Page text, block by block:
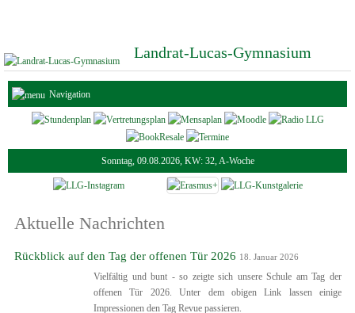
Landrat-Lucas-Gymnasium
Navigation
Sonntag, 09.08.2026, KW: 32, A-Woche
Aktuelle Nachrichten
Rückblick auf den Tag der offenen Tür 2026 18. Januar 2026
Vielfältig und bunt - so zeigte sich unsere Schule am Tag der
offenen Tür 2026. Unter dem obigen Link lassen einige
Impressionen den Tag Revue passieren.